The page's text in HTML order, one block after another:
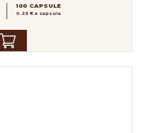
100 CAPSULE
0.25 € a capsula